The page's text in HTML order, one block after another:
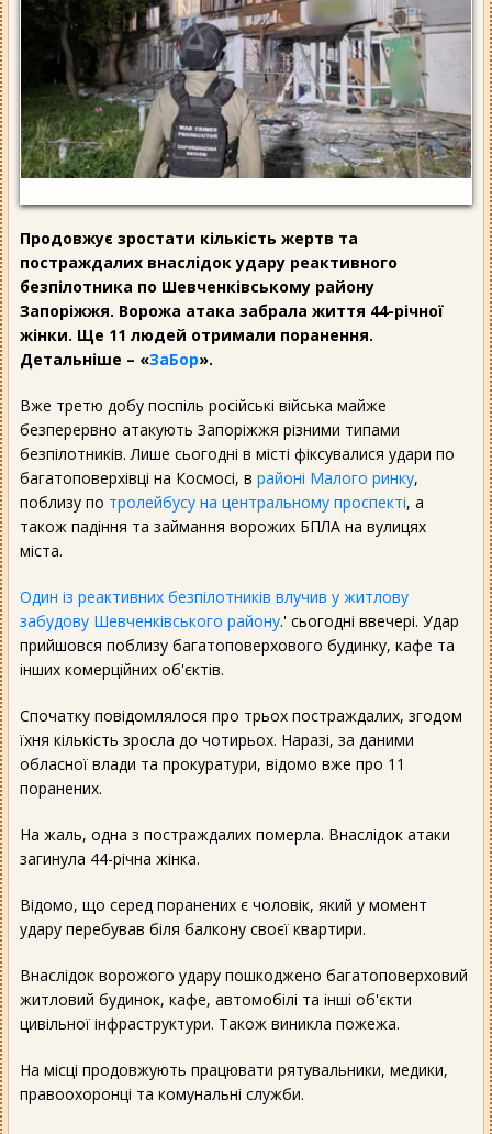
Продовжує зростати кількість жертв та
постраждалих внаслідок удару реактивного
безпілотника по Шевченківському району
Запоріжжя. Ворожа атака забрала життя 44-річної
жінки. Ще 11 людей отримали поранення.
Детальніше – «ЗаБор».
Вже третю добу поспіль російські війська майже
безперервно атакують Запоріжжя різними типами
безпілотників. Лише сьогодні в місті фіксувалися удари по
багатоповерхівці на Космосі, в районі Малого ринку,
поблизу по тролейбусу на центральному проспекті, а
також падіння та займання ворожих БПЛА на вулицях
міста.
Один із реактивних безпілотників влучив у житлову
забудову Шевченківського району.' сьогодні ввечері. Удар
прийшовся поблизу багатоповерхового будинку, кафе та
інших комерційних об'єктів.
Спочатку повідомлялося про трьох постраждалих, згодом
їхня кількість зросла до чотирьох. Наразі, за даними
обласної влади та прокуратури, відомо вже про 11
поранених.
На жаль, одна з постраждалих померла. Внаслідок атаки
загинула 44-річна жінка.
Відомо, що серед поранених є чоловік, який у момент
удару перебував біля балкону своєї квартири.
Внаслідок ворожого удару пошкоджено багатоповерховий
житловий будинок, кафе, автомобілі та інші об'єкти
цивільної інфраструктури. Також виникла пожежа.
На місці продовжують працювати рятувальники, медики,
правоохоронці та комунальні служби.